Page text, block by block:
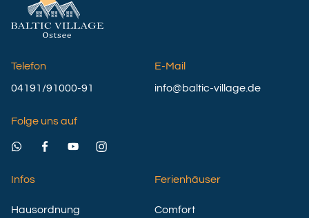
Telefon
04191/91000-91
E-Mail
info@baltic-village.de
Folge uns auf
Infos
Hausordnung
Ferienhäuser
Comfort